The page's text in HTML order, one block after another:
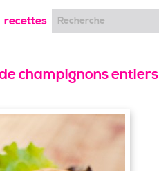
recettes
champignons entiers